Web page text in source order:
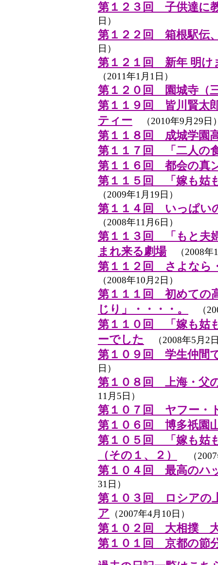
第１２３回 子供達に
日）
第１２２回 箱根駅伝
日）
第１２１回 新年 明け
（2011年1月1日）
第１２０回 園城寺（
第１１９回 皆川賢太
ティー （2010年9月29日
第１１８回 成城学園
第１１７回 「二人の
第１１６回 都会の真
第１１５回 「嫁も姑
（2009年1月19日）
第１１４回 いっぱい
（2008年11月6日）
第１１３回 「もと夫
まれ来る劇場（2008年
第１１２回 さよなら
（2008年10月2日）
第１１１回 初めての
じり」・・・・。
（
第１１０回 「嫁も姑
ーでした
（2008年5月2
第１０９回 学生仲間
日）
第１０８回 上海・父
11月5日）
第１０７回 ヤフー・
第１０６回 博多祇園
第１０５回 「嫁も姑
（その１、２）
（
第１０４回 最高のハ
31日）
第１０３回 ロシアの
ア （2007年4月10日）
第１０２回 大相撲
第１０１回 京都の節